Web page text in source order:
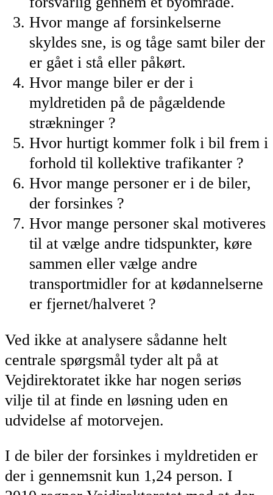
Hvor mange af forsinkelserne
skyldes sne, is og tåge samt biler der
er gået i stå eller påkørt.
Hvor mange biler er der i
myldretiden på de pågældende
strækninger ?
Hvor hurtigt kommer folk i bil frem i
forhold til kollektive trafikanter ?
Hvor mange personer er i de biler,
der forsinkes ?
Hvor mange personer skal motiveres
til at vælge andre tidspunkter, køre
sammen eller vælge andre
transportmidler for at kødannelserne
er fjernet/halveret ?
Ved ikke at analysere sådanne helt
centrale spørgsmål tyder alt på at
Vejdirektoratet ikke har nogen seriøs
vilje til at finde en løsning uden en
udvidelse af motorvejen.
I de biler der forsinkes i myldretiden er
der i gennemsnit kun 1,24 person. I